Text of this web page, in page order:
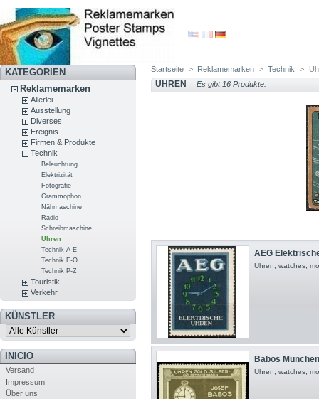
KATEGORIEN
Reklamemarken
Allerlei
Ausstellung
Diverses
Ereignis
Firmen & Produkte
Technik
Beleuchtung
Elektrizität
Fotografie
Grammophon
Nähmaschine
Radio
Schreibmaschine
Uhren
Technik A-E
Technik F-O
Technik P-Z
Touristik
Verkehr
KÜNSTLER
INICIO
Versand
Impressum
Über uns
Startseite > Reklamemarken > Technik >
UHREN Es gibt 16 Produkte.
AEG
Uhren, watches,
Babos
Uhren, watches,